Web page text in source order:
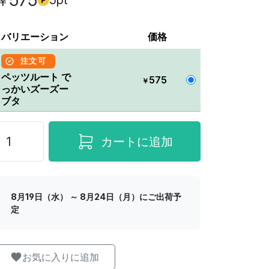
バリエーション 価格
注文可
ペッツルート で
っかいズーズー
ブタ
￥ 575
カートに追加
8月19日（水） ～ 8月24日（月）にご出荷予
定
お気に入りに追加